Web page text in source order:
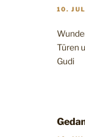
10.
Türen
Gudi